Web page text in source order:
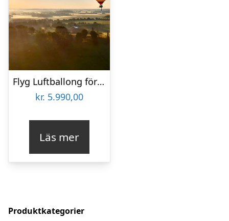
Flyg Luftballong för två
kr. 5.990,00
Läs mer
Produktkategorier